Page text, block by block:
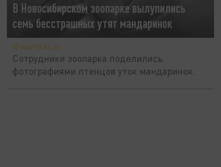
В Новосибирском зоопарке вылупились
семь бесстрашных утят мандаринок
12 МАРТА 04:26
Сотрудники зоопарка поделились
фотографиями птенцов уток мандаринок.